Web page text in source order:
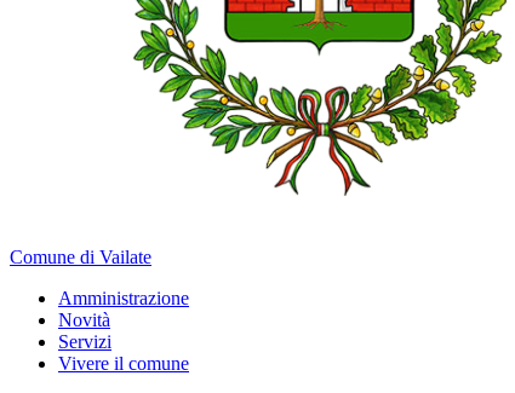
Comune di Vailate
Amministrazione
Novità
Servizi
Vivere il comune